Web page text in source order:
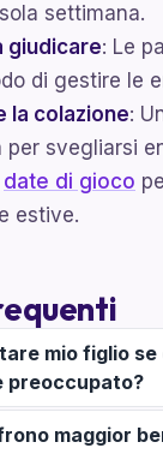
settimana.
giudicare: Le
di gestire le
la colazione:
per svegliarsi
date di gioco
estive.
mio figlio se
preoccupato?
maggior